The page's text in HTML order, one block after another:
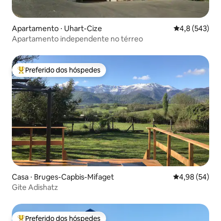
Apartamento ⋅ Uhart-Cize 4,8 de uma
4,8 (543)
Apartamento independente no térreo
Entre os melhores preferidos dos hóspedes
Preferido dos hóspedes
Casa ⋅ Bruges-Capbis-Mifaget 4,98 de uma
4,98 (54)
Gite Adishatz
Preferido dos hóspedes